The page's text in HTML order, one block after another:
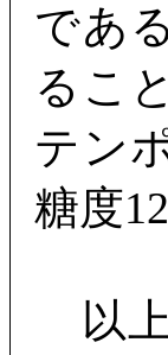
であ
るこ
テン
糖度
以上